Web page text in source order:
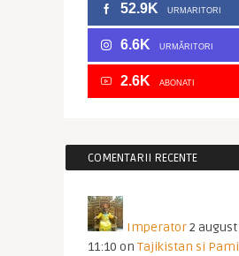
52.9K URMARITORI
6.6K URMĂRITORI
2.6K ABONATI
COMENTARII RECENTE
Imperator2 august
11:10 on Tajikistan si